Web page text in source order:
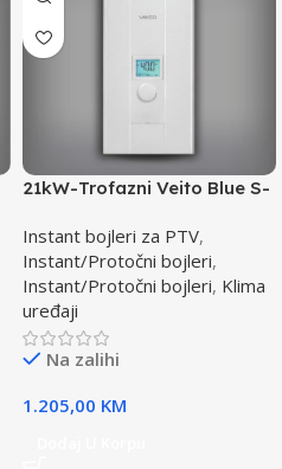
21kW-Trofazni Veito Blue S-
Instant bojleri za PTV,
Instant/Protočni bojleri,
Instant/Protočni bojleri, Klima
uređaji
Na zalihi
1.205,00 KM